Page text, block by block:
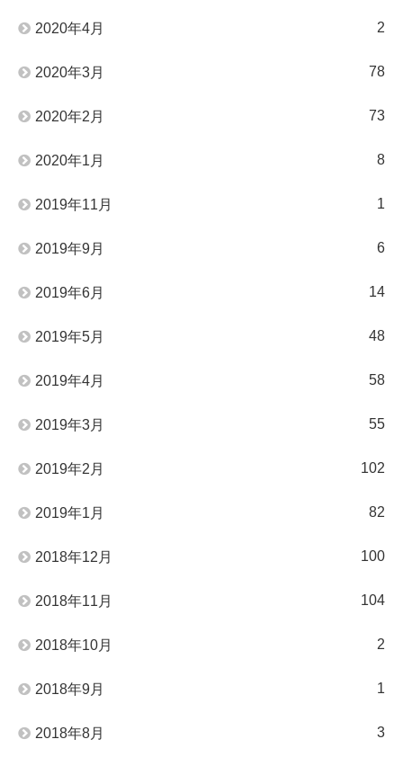
2020年4月 2
2020年3月 78
2020年2月 73
2020年1月 8
2019年11月 1
2019年9月 6
2019年6月 14
2019年5月 48
2019年4月 58
2019年3月 55
2019年2月 102
2019年1月 82
2018年12月 100
2018年11月 104
2018年10月 2
2018年9月 1
2018年8月 3